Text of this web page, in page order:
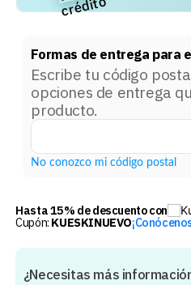
Formas de entrega para
Escribe tu código
opciones de entrega
producto.
No conozco mi código postal
Hasta 15% de descuento con
Cupón: KUESKINUEVO
¿Necesitas más